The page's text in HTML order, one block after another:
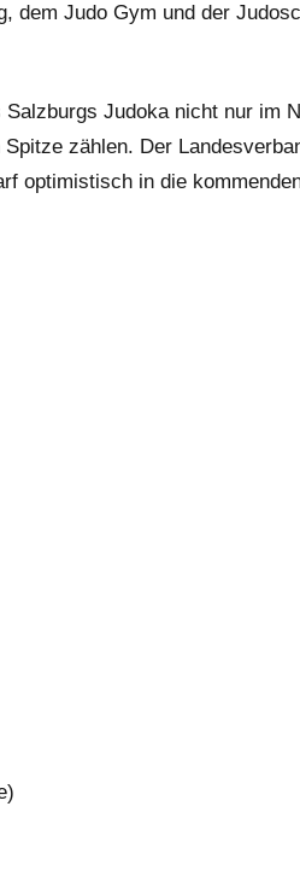
dem Judo Gym und der
Judoka nicht nur im
zählen. Der
optimistisch in die